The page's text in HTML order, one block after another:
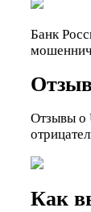
Банк
Отзывы о
Как